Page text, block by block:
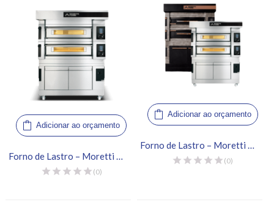
Adicionar ao orçamento
Forno de Lastro – Moretti Forni, Serie S 105E
(0)
Adicionar ao orçamento
Forno de Lastro – Moretti Forni, Serie S100E
(0)